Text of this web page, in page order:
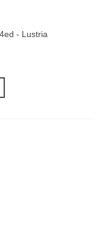
- Lustria